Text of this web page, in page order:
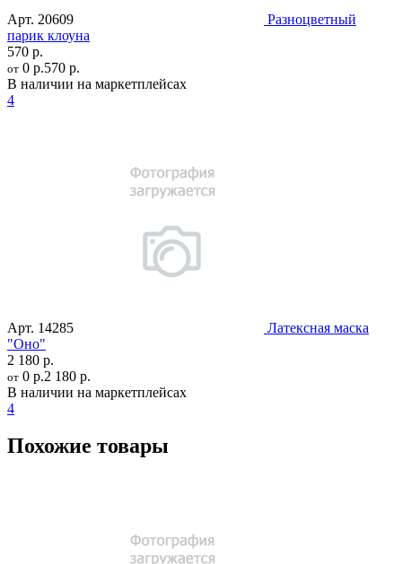
Арт. 20609
Разноцветный
парик клоуна
570 р.
от 0 р.570 р.
В наличии на маркетплейсах
4
Арт. 14285
Латексная маска
"Оно"
2 180 р.
от 0 р.2 180 р.
В наличии на маркетплейсах
4
Похожие товары